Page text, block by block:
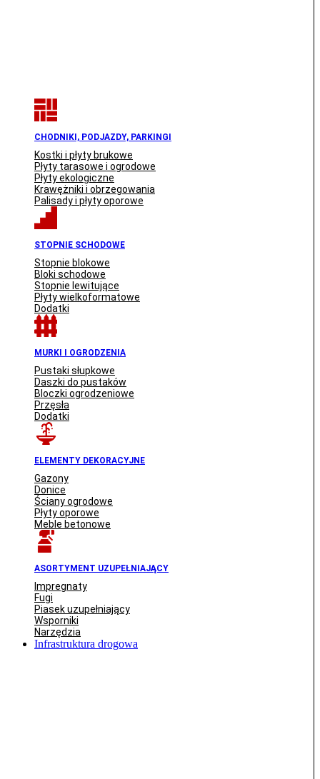
CHODNIKI, PODJAZDY, PARKINGI
Kostki i płyty brukowe
Płyty tarasowe i ogrodowe
Płyty ekologiczne
Krawężniki i obrzegowania
Palisady i płyty oporowe
STOPNIE SCHODOWE
Stopnie blokowe
Bloki schodowe
Stopnie lewitujące
Płyty wielkoformatowe
Dodatki
MURKI I OGRODZENIA
Pustaki słupkowe
Daszki do pustaków
Bloczki ogrodzeniowe
Przęsła
Dodatki
ELEMENTY DEKORACYJNE
Gazony
Donice
Ściany ogrodowe
Płyty oporowe
Meble betonowe
ASORTYMENT UZUPEŁNIAJĄCY
Impregnaty
Fugi
Piasek uzupełniający
Wsporniki
Narzędzia
Infrastruktura drogowa